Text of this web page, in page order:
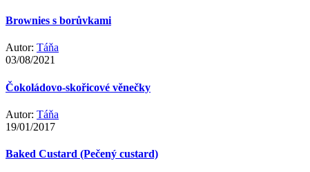
Brownies s borůvkami
Autor: Táňa
03/08/2021
Čokoládovo-skořicové věnečky
Autor: Táňa
19/01/2017
Baked Custard (Pečený custard)